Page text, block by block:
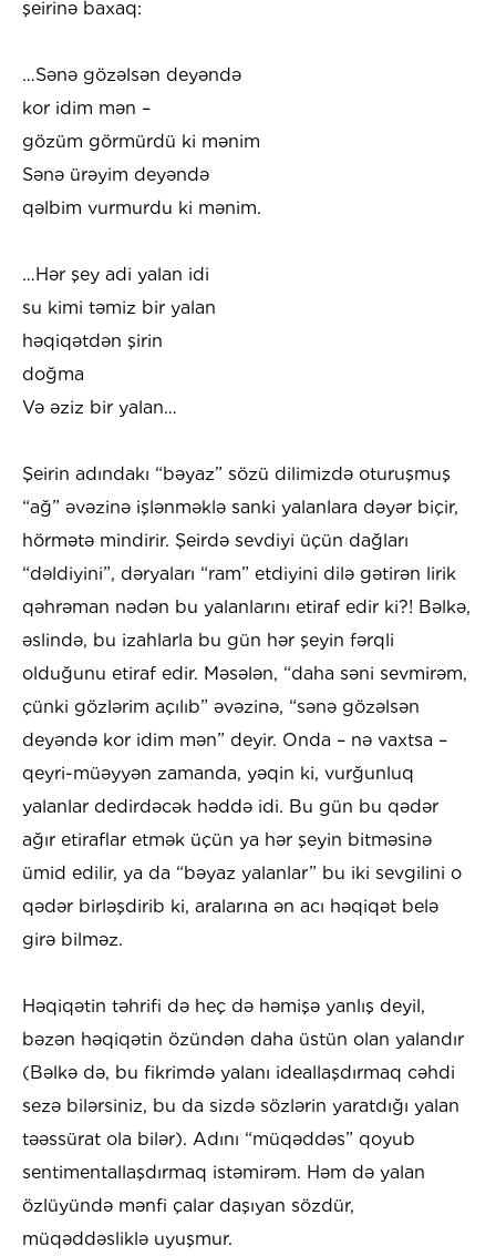
şeirinə baxaq:
…Sənə gözəlsən deyəndə
kor idim mən –
gözüm görmürdü ki mənim
Sənə ürəyim deyəndə
qəlbim vurmurdu ki mənim.
…Hər şey adi yalan idi
su kimi təmiz bir yalan
həqiqətdən şirin
doğma
Və əziz bir yalan…
Şeirin adındakı “bəyaz” sözü dilimizdə oturuşmuş
“ağ” əvəzinə işlənməklə sanki yalanlara dəyər biçir,
hörmətə mindirir. Şeirdə sevdiyi üçün dağları
“dəldiyini”, dəryaları “ram” etdiyini dilə gətirən lirik
qəhrəman nədən bu yalanlarını etiraf edir ki?! Bəlkə,
əslində, bu izahlarla bu gün hər şeyin fərqli
olduğunu etiraf edir. Məsələn, “daha səni sevmirəm,
çünki gözlərim açılıb” əvəzinə, “sənə gözəlsən
deyəndə kor idim mən” deyir. Onda – nə vaxtsa –
qeyri-müəyyən zamanda, yəqin ki, vurğunluq
yalanlar dedirdəcək həddə idi. Bu gün bu qədər
ağır etiraflar etmək üçün ya hər şeyin bitməsinə
ümid edilir, ya da “bəyaz yalanlar” bu iki sevgilini o
qədər birləşdirib ki, aralarına ən acı həqiqət belə
girə bilməz.
Həqiqətin təhrifi də heç də həmişə yanlış deyil,
bəzən həqiqətin özündən daha üstün olan yalandır
(Bəlkə də, bu fikrimdə yalanı ideallaşdırmaq cəhdi
sezə bilərsiniz, bu da sizdə sözlərin yaratdığı yalan
təəssürat ola bilər). Adını “müqəddəs” qoyub
sentimentallaşdırmaq istəmirəm. Həm də yalan
özlüyündə mənfi çalar daşıyan sözdür,
müqəddəsliklə uyuşmur.